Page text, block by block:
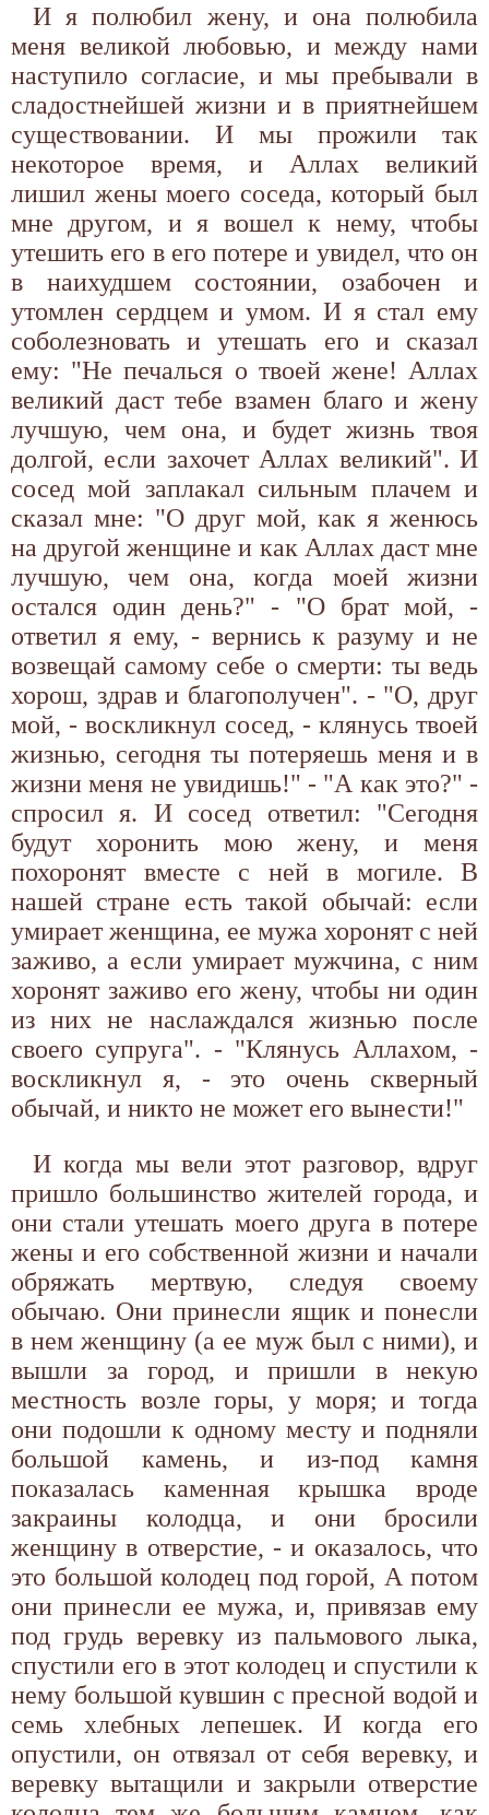
И я полюбил жену, и она полюбила
меня великой любовью, и между нами
наступило согласие, и мы пребывали в
сладостнейшей жизни и в приятнейшем
существовании. И мы прожили так
некоторое время, и Аллах великий
лишил жены моего соседа, который был
мне другом, и я вошел к нему, чтобы
утешить его в его потере и увидел, что он
в наихудшем состоянии, озабочен и
утомлен сердцем и умом. И я стал ему
соболезновать и утешать его и сказал
ему: "Не печалься о твоей жене! Аллах
великий даст тебе взамен благо и жену
лучшую, чем она, и будет жизнь твоя
долгой, если захочет Аллах великий". И
сосед мой заплакал сильным плачем и
сказал мне: "О друг мой, как я женюсь
на другой женщине и как Аллах даст мне
лучшую, чем она, когда моей жизни
остался один день?" - "О брат мой, -
ответил я ему, - вернись к разуму и не
возвещай самому себе о смерти: ты ведь
хорош, здрав и благополучен". - "О, друг
мой, - воскликнул сосед, - клянусь твоей
жизнью, сегодня ты потеряешь меня и в
жизни меня не увидишь!" - "А как это?" -
спросил я. И сосед ответил: "Сегодня
будут хоронить мою жену, и меня
похоронят вместе с ней в могиле. В
нашей стране есть такой обычай: если
умирает женщина, ее мужа хоронят с ней
заживо, а если умирает мужчина, с ним
хоронят заживо его жену, чтобы ни один
из них не наслаждался жизнью после
своего супруга". - "Клянусь Аллахом, -
воскликнул я, - это очень скверный
обычай, и никто не может его вынести!"
И когда мы вели этот разговор, вдруг
пришло большинство жителей города, и
они стали утешать моего друга в потере
жены и его собственной жизни и начали
обряжать мертвую, следуя своему
обычаю. Они принесли ящик и понесли
в нем женщину (а ее муж был с ними), и
вышли за город, и пришли в некую
местность возле горы, у моря; и тогда
они подошли к одному месту и подняли
большой камень, и из-под камня
показалась каменная крышка вроде
закраины колодца, и они бросили
женщину в отверстие, - и оказалось, что
это большой колодец под горой, А потом
они принесли ее мужа, и, привязав ему
под грудь веревку из пальмового лыка,
спустили его в этот колодец и спустили к
нему большой кувшин с пресной водой и
семь хлебных лепешек. И когда его
опустили, он отвязал от себя веревку, и
веревку вытащили и закрыли отверстие